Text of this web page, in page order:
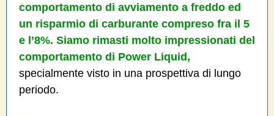
comportamento di avviamento a freddo ed
un risparmio di carburante compreso fra il 5
e l’8%. Siamo rimasti molto impressionati del
comportamento di Power Liquid,
specialmente visto in una prospettiva di lungo
periodo.